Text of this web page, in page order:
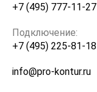
+7 (495) 777-11-27
Подключение:
+7 (495) 225-81-18
info@pro-kontur.ru